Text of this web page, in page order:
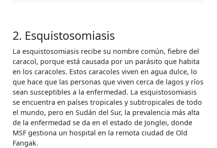
2. Esquistosomiasis
La esquistosomiasis recibe su nombre común, fiebre del
caracol, porque está causada por un parásito que habita
en los caracoles. Estos caracoles viven en agua dulce, lo
que hace que las personas que viven cerca de lagos y ríos
sean susceptibles a la enfermedad. La esquistosomiasis
se encuentra en países tropicales y subtropicales de todo
el mundo, pero en Sudán del Sur, la prevalencia más alta
de la enfermedad se da en el estado de Jonglei, donde
MSF gestiona un hospital en la remota ciudad de Old
Fangak.